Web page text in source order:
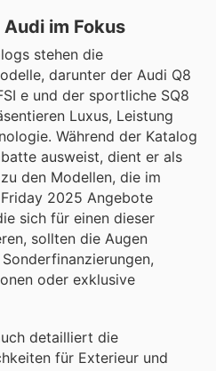
im Fokus
stehen die
darunter der Audi Q8
e und der sportliche SQ8
Luxus, Leistung
Während der Katalog
ausweist, dient er als
den Modellen, die im
2025 Angebote
sich für einen dieser
sollten die Augen
oder exklusive
detailliert die
für Exterieur und